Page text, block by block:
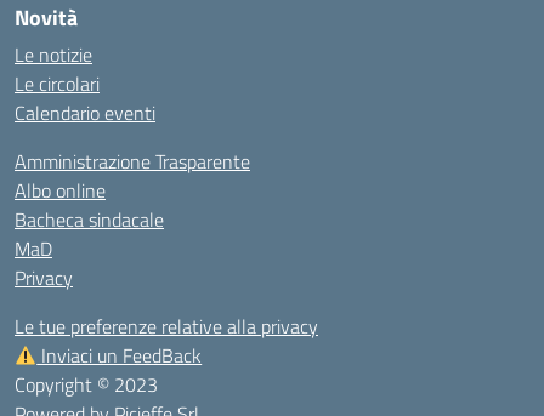
Novità
Le notizie
Le circolari
Calendario eventi
Amministrazione Trasparente
Albo online
Bacheca sindacale
MaD
Privacy
Le tue preferenze relative alla privacy
Inviaci un FeedBack
Copyright © 2023